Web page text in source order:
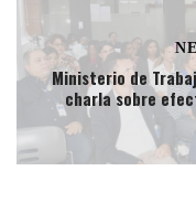
Ministerio de
charla sobre